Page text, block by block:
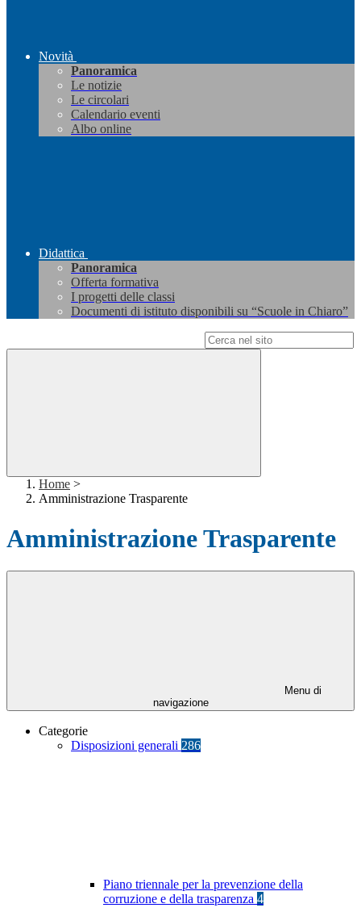
Novità
Panoramica
Le notizie
Le circolari
Calendario eventi
Albo online
Didattica
Panoramica
Offerta formativa
I progetti delle classi
Documenti di istituto disponibili su “Scuole in Chiaro”
Home >
Amministrazione Trasparente
Amministrazione Trasparente
Menu di
navigazione
Categorie
Disposizioni generali 286
Piano triennale per la prevenzione della
corruzione e della trasparenza 4